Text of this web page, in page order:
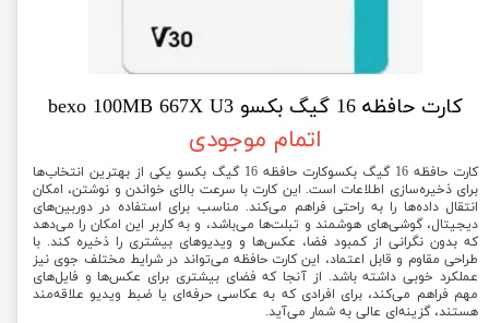
کارت حافظه 16 گیگ بکسو bexo 100MB 667X U3
اتمام موجودی
کارت حافظه 16 گیگ بکسوکارت حافظه 16 گیگ بکسو یکی از بهترین انتخاب‌ها
برای ذخیره‌سازی اطلاعات است. این کارت با سرعت بالای خواندن و نوشتن، امکان
انتقال داده‌ها را به راحتی فراهم می‌کند. مناسب برای استفاده در دوربین‌های
دیجیتال، گوشی‌های هوشمند و تبلت‌ها می‌باشد، و به کاربر این امکان را می‌دهد
که بدون نگرانی از کمبود فضا، عکس‌ها و ویدیوهای بیشتری را ذخیره کند. با
طراحی مقاوم و قابل اعتماد، این کارت حافظه می‌تواند در شرایط مختلف جوی نیز
عملکرد خوبی داشته باشد. از آنجا که فضای بیشتری برای عکس‌ها و فایل‌های
مهم فراهم می‌کند، برای افرادی که به عکاسی حرفه‌ای یا ضبط ویدیو علاقه‌مند
هستند، گزینه‌ای عالی به شمار می‌آید.